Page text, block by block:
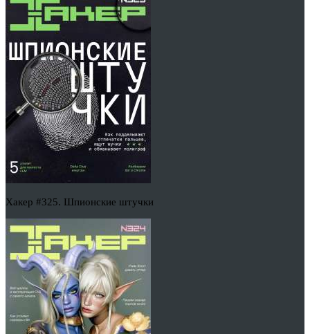
Хакер #325. Шпионские штучки